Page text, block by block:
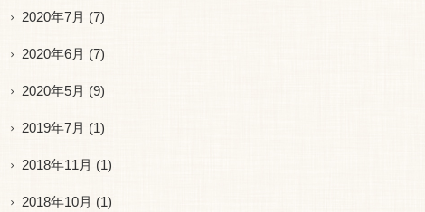
2020年7月 (7)
2020年6月 (7)
2020年5月 (9)
2019年7月 (1)
2018年11月 (1)
2018年10月 (1)